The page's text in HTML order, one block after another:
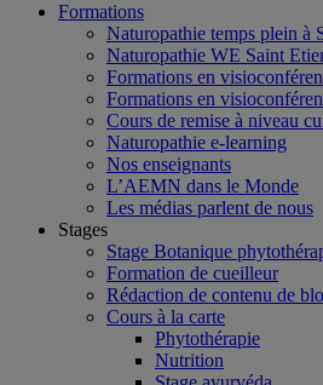
Formations
Naturopathie temps plein à
Naturopathie WE Saint
Formations en
Formations en
Cours de remise à niveau
Naturopathie e-learning
Nos enseignants
L’AEMN dans le Monde
Les médias parlent de nous
Stages
Stage Botanique
Formation de cueilleur
Rédaction de contenu de
Cours à la carte
Phytothérapie
Nutrition